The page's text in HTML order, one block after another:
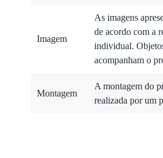
Imagem
As imagens
de acordo com a
individual.
acompanham o
Montagem
A montagem do
realizada por um